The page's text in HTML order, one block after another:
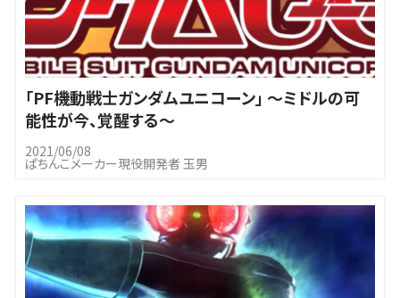
｢PF機動戦士ガンダムユニコーン」 ～ミドルの可
能性が今、覚醒する～
2021/06/08
ぱちんこメーカー現役開発者 玉男